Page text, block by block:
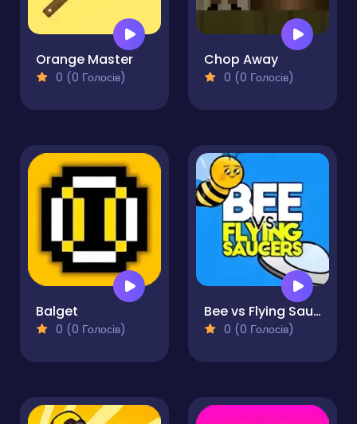
Orange Master
0 (0 Голосів)
Chop Away
0 (0 Голосів)
Balget
0 (0 Голосів)
Bee vs Flying Saucers
0 (0 Голосів)